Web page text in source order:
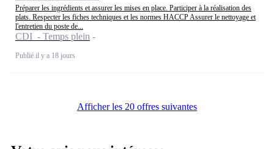
Préparer les ingrédients et assurer les mises en place. Participer à la réalisation des
plats. Respecter les fiches techniques et les normes HACCP Assurer le nettoyage et
l'entretien du poste de...
CDI - Temps plein
Publié il y a 18 jours
Afficher les 20 offres suivantes